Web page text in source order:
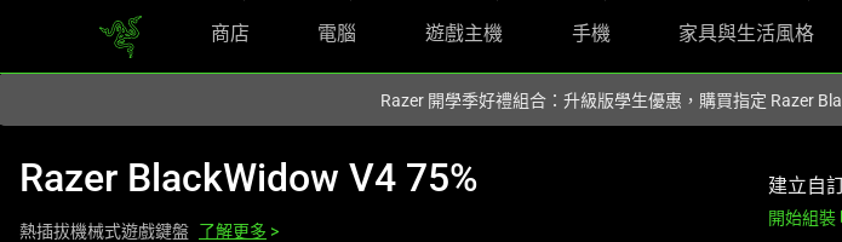
商店 電腦 遊戲主機 手機 家具與生活風格
Razer 開學季好禮組合：升級版學生優惠，購買指定 Razer
Razer BlackWidow V4 75%
熱插拔機械式遊戲鍵盤 了解更多 >
建立自
開始組裝